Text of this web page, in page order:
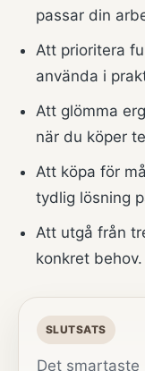
passar din
Att prioritera
använda i
Att glömma
när du köper
Att köpa för
tydlig lösning
Att utgå från
konkret behov.
SLUTSATS
Det